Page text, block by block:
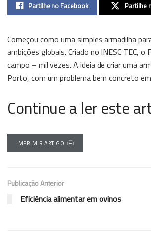
Partilhe no Facebook Partilhe
Começou como uma simples armadilha
ambições globais. Criado no INESC TEC,
campo – mil vezes. A ideia de criar uma
Porto, com um problema bem concreto
Continue a ler este
IMPRIMIR ARTIGO
Publicação Anterior
Eficiência alimentar em ovinos